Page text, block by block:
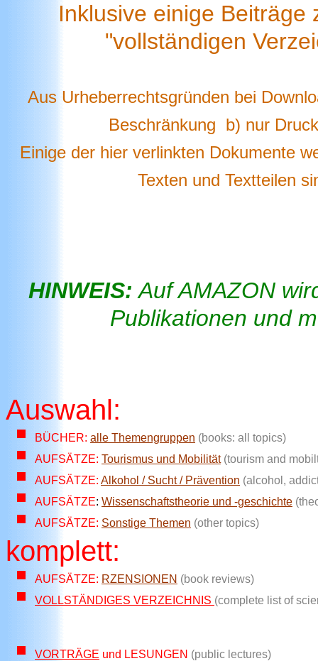
Inklusive einige Beiträge
"vollständigen
Aus Urheberrechtsgründen bei
Beschränkung b) nur
Einige der hier verlinkten Dokumente
Texten und Textteilen
HINWEIS: Auf AMAZON
Publikationen und
Auswahl:
BÜCHER: alle Themengruppen (books: all topics)
AUFSÄTZE: Tourismus und Mobilität (tourism and
AUFSÄTZE: Alkohol / Sucht / Prävention (alcohol,
AUFSÄTZE: Wissenschaftstheorie und -geschichte
AUFSÄTZE: Sonstige Themen (other topics)
komplett:
AUFSÄTZE: RZENSIONEN (book reviews)
VOLLSTÄNDIGES VERZEICHNIS (complete list of
VORTRÄGE und LESUNGEN (public lectures)